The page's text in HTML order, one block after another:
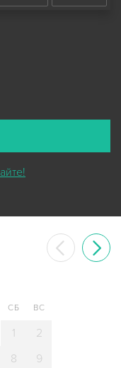
СБ ВС
1
2
8 9